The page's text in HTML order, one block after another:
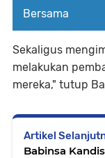
Bersama
Sekaligus
melakukan
mereka," tutup
Artikel
Babinsa